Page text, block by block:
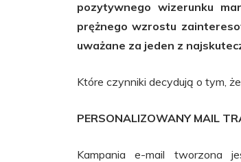
pozytywnego wizerunku
prężnego wzrostu
uważane za jeden z
Które czynniki decydują o tym,
PERSONALIZOWANY MAIL
Kampania e-mail tworzona